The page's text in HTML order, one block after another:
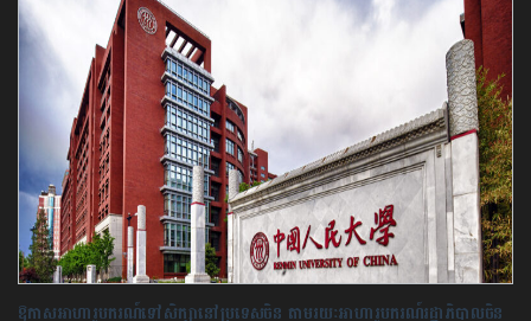
ឱកាស​អាហារូបករណ៍​ទៅ​សិក្សា​នៅ​ប្រទេសចិន តាមរយៈអាហារូបករណ៍​រដ្ឋាភិបាលចិន​